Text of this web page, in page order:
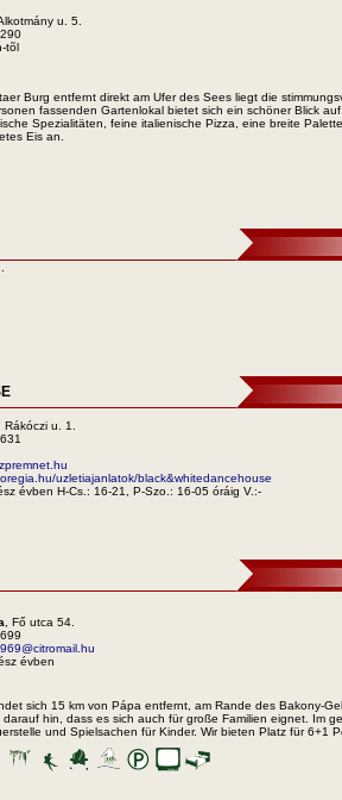
u. 5.
tõl
Burg entfernt direkt am Ufer des Sees liegt die
fassenden Gartenlokal bietet sich ein schöner Blick
Spezialitäten, feine italienische Pizza, eine breite
Eis an.
Rákóczi u. 1.
uzletiajanlatok/black&whitedancehouse
évben H-Cs.: 16-21, P-Szo.: 16-05 óráig V.:-
, Fő utca 54.
évben
sich 15 km von Pápa entfernt, am Rande des Bakony-
hin, dass es sich auch für große Familien eignet. Im
und Spielsachen für Kinder. Wir bieten Platz für 6+1